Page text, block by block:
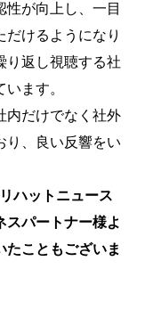
が向上し、一目
だけるようになり
り返し視聴する社
ます。
内だけでなく社外
り、良い反響をい
ハットニュース
スパートナー様よ
たこともございま